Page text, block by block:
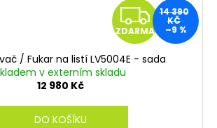
Z
D
ZDARMA
14 390
KČ
–9 %
/ Fukar na listí LV5004E - sada
v externím skladu
12 980 Kč
DO KOŠÍKU